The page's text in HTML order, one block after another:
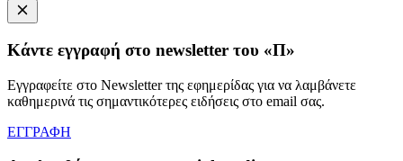
Κάντε εγγραφή στο newsletter του «Π»
Εγγραφείτε στο Newsletter της εφημερίδας για να λαμβάνετε
καθημερινά τις σημαντικότερες ειδήσεις στο email σας.
ΕΓΓΡΑΦΗ